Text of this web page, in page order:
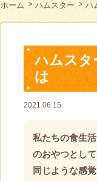
ホーム ハムスター ハ
ハムスタ
は
2021.06.15
私たちの食生
のおやつとし
同じような感